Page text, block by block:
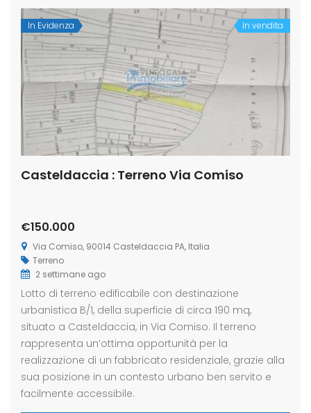
In Evidenza In vendita
Casteldaccia : Terreno Via Comiso
€150.000
Via Comiso, 90014 Casteldaccia PA, Italia
Terreno
2 settimane ago
Lotto di terreno edificabile con destinazione
urbanistica B/1, della superficie di circa 190 mq,
situato a Casteldaccia, in Via Comiso. Il terreno
rappresenta un’ottima opportunità per la
realizzazione di un fabbricato residenziale, grazie alla
sua posizione in un contesto urbano ben servito e
facilmente accessibile.